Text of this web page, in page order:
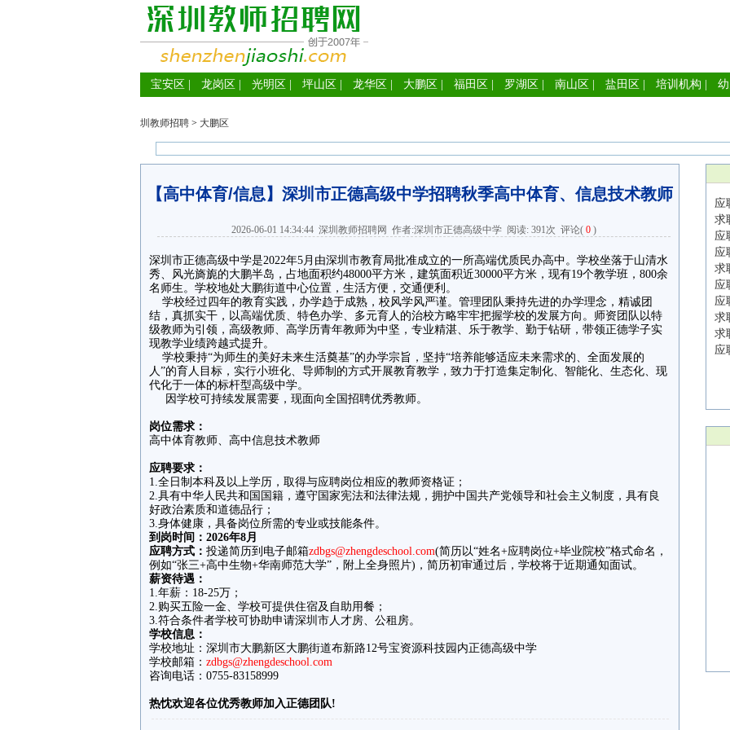
宝安区 龙岗区 光明区 坪山区 龙华区 大鹏区 福田区 罗湖区 南山区 盐田区 培训机构
圳教师招聘 > 大鹏区
【高中体育/信息】深圳市正德高级中学招聘秋季高中体育、信息技术教师
2026-06-01 14:34:44 深圳教师招聘网 作者:深圳市正德高级中学 阅读: 391次 评论( 0 )
深圳市正德高级中学是2022年5月由深圳市教育局批准成立的一所高端优质民办高中。学校坐落于山清水
秀、风光旖旎的大鹏半岛，占地面积约48000平方米，建筑面积近30000平方米，现有19个教学班，800余
名师生。学校地处大鹏街道中心位置，生活方便，交通便利。
学校经过四年的教育实践，办学趋于成熟，校风学风严谨。管理团队秉持先进的办学理念，精诚团
结，真抓实干，以高端优质、特色办学、多元育人的治校方略牢牢把握学校的发展方向。师资团队以特
级教师为引领，高级教师、高学历青年教师为中坚，专业精湛、乐于教学、勤于钻研，带领正德学子实
现教学业绩跨越式提升。
学校秉持“为师生的美好未来生活奠基”的办学宗旨，坚持“培养能够适应未来需求的、全面发展的
人”的育人目标，实行小班化、导师制的方式开展教育教学，致力于打造集定制化、智能化、生态化、现
代化于一体的标杆型高级中学。
因学校可持续发展需要，现面向全国招聘优秀教师。
岗位需求：
高中体育教师、高中信息技术教师
应聘要求：
1.全日制本科及以上学历，取得与应聘岗位相应的教师资格证；
2.具有中华人民共和国国籍，遵守国家宪法和法律法规，拥护中国共产党领导和社会主义制度，具有良
好政治素质和道德品行；
3.身体健康，具备岗位所需的专业或技能条件。
到岗时间：2026年8月
应聘方式： 投递简历到电子邮箱zdbgs@zhengdeschool.com(简历以“姓名+应聘岗位+毕业院校”格式命名，
例如“张三+高中生物+华南师范大学”，附上全身照片)，简历初审通过后，学校将于近期通知面试。
薪资待遇：
1.年薪：18-25万；
2.购买五险一金、学校可提供住宿及自助用餐；
3.符合条件者学校可协助申请深圳市人才房、公租房。
学校信息：
学校地址：深圳市大鹏新区大鹏街道布新路12号宝资源科技园内正德高级中学
学校邮箱： zdbgs@zhengdeschool.com
咨询电话：0755-83158999
热忱欢迎各位优秀教师加入正德团队!
应
求
应
应
求
应
应
求
求
应